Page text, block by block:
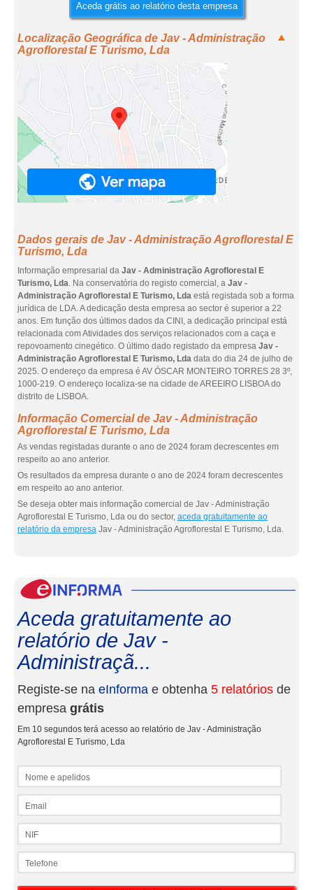
Aceda grátis ao relatório desta empresa
Localização Geográfica de Jav - Administração
Agroflorestal E Turismo, Lda
Dados gerais de Jav - Administração Agroflorestal E
Turismo, Lda
Informação empresarial da Jav - Administração Agroflorestal E
Turismo, Lda. Na conservatória do registo comercial, a Jav -
Administração Agroflorestal E Turismo, Lda está registada sob a forma
jurídica de LDA. A dedicação desta empresa ao sector é superior a 22
anos. Em função dos últimos dados da CINI, a dedicação principal está
relacionada com Atividades dos serviços relacionados com a caça e
repovoamento cinegético. O último dado registado da empresa Jav -
Administração Agroflorestal E Turismo, Lda data do dia 24 de julho de
2025. O endereço da empresa é AV ÓSCAR MONTEIRO TORRES 28 3º,
1000-219. O endereço localiza-se na cidade de AREEIRO LISBOA do
distrito de LISBOA.
Informação Comercial de Jav - Administração
Agroflorestal E Turismo, Lda
As vendas registadas durante o ano de 2024 foram decrescentes em
respeito ao ano anterior.
Os resultados da empresa durante o ano de 2024 foram decrescentes
em respeito ao ano anterior.
Se deseja obter mais informação comercial de Jav - Administração
Agroflorestal E Turismo, Lda ou do sector, aceda gratuitamente ao
relatório da empresa Jav - Administração Agroflorestal E Turismo, Lda.
Aceda gratuitamente ao
relatório de Jav -
Administraçã...
Registe-se na eInforma e obtenha 5 relatórios de
empresa grátis
Em 10 segundos terá acesso ao relatório de Jav - Administração
Agroflorestal E Turismo, Lda